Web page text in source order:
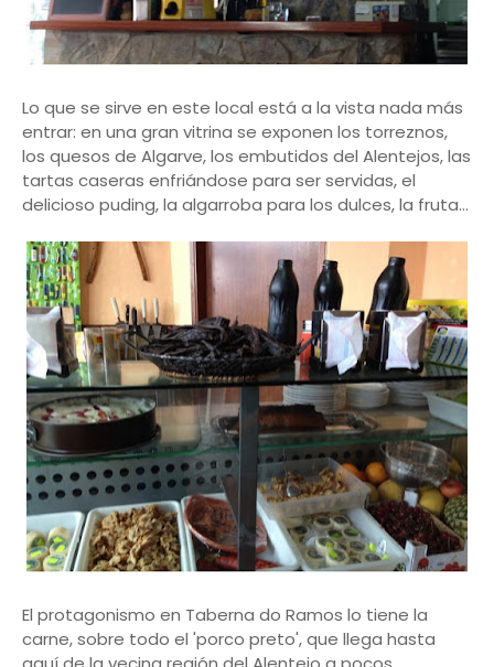
Lo que se sirve en este local está a la vista nada más
entrar: en una gran vitrina se exponen los torreznos,
los quesos de Algarve, los embutidos del Alentejos, las
tartas caseras enfriándose para ser servidas, el
delicioso puding, la algarroba para los dulces, la fruta...
El protagonismo en Taberna do Ramos lo tiene la
carne, sobre todo el 'porco preto', que llega hasta